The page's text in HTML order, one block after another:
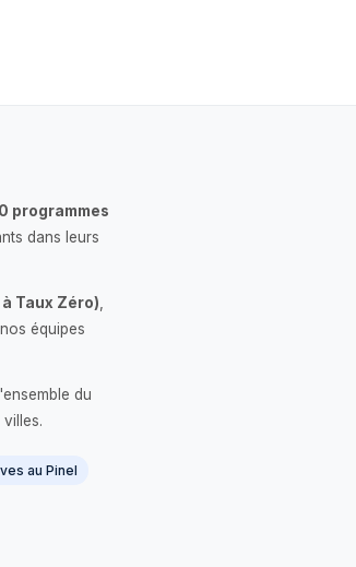
programmes
dans leurs
à Taux Zéro)
équipes
du
au Pinel